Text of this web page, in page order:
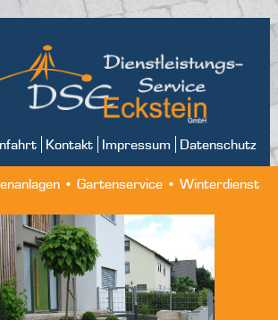
Kontakt Impressum Datenschutz
• Gartenservice • Winterdienst